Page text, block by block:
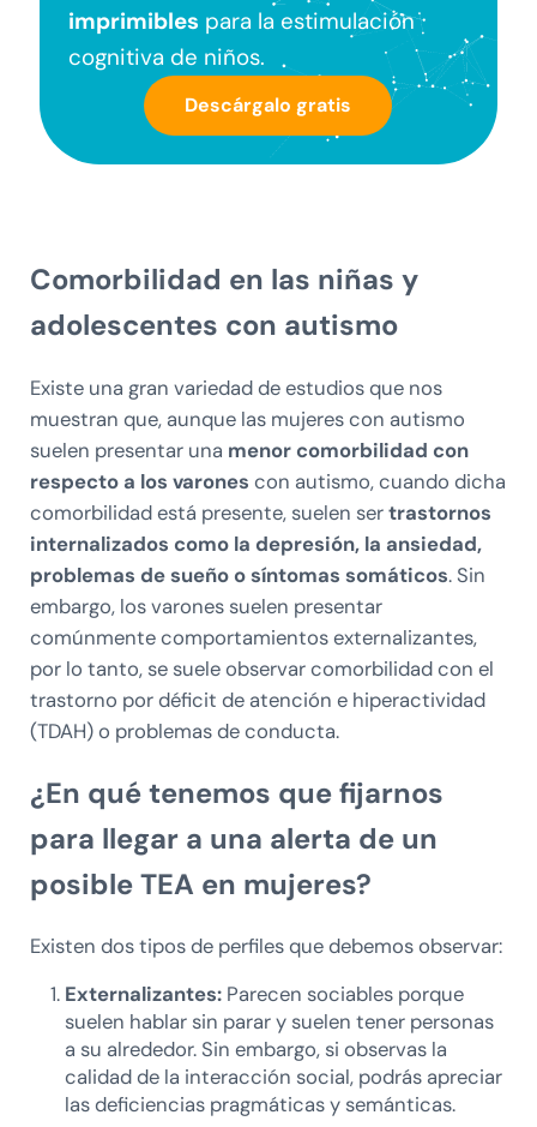
imprimibles para la estimulación
cognitiva de niños.
Descárgalo gratis
Comorbilidad en las niñas y
adolescentes con autismo
Existe una gran variedad de estudios que nos
muestran que, aunque las mujeres con autismo
suelen presentar una menor comorbilidad con
respecto a los varones con autismo, cuando dicha
comorbilidad está presente, suelen sertrastornos
internalizados como la depresión, la ansiedad,
problemas de sueño o síntomas somáticos. Sin
embargo, los varones suelen presentar
comúnmente comportamientos externalizantes,
por lo tanto, se suele observar comorbilidad con el
trastorno por déficit de atención e hiperactividad
(TDAH) o problemas de conducta.
¿En qué tenemos que fijarnos
para llegar a una alerta de un
posible TEA en mujeres?
Existen dos tipos de perfiles que debemos observar:
Externalizantes: Parecen sociables porque
suelen hablar sin parar y suelen tener personas
a su alrededor. Sin embargo, si observas la
calidad de la interacción social, podrás apreciar
las deficiencias pragmáticas y semánticas.